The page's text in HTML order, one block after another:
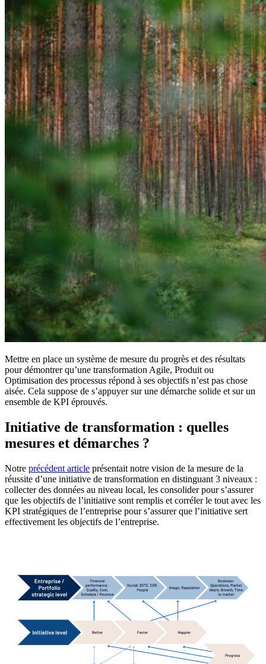
Mettre en place un système de mesure du progrès et des résultats
pour démontrer qu’une transformation Agile, Produit ou
Optimisation des processus répond à ses objectifs n’est pas chose
aisée. Cela suppose de s’appuyer sur une démarche solide et sur un
ensemble de KPI éprouvés.
Initiative de transformation : quelles
mesures et démarches ?
Notre précédent article présentait notre vision de la mesure de la
réussite d’une initiative de transformation en distinguant 3 niveaux :
collecter des données au niveau local, les consolider pour s’assurer
que les objectifs de l’initiative sont remplis et corréler le tout avec les
KPI stratégiques de l’entreprise pour s’assurer que l’initiative sert
effectivement les objectifs de l’entreprise.